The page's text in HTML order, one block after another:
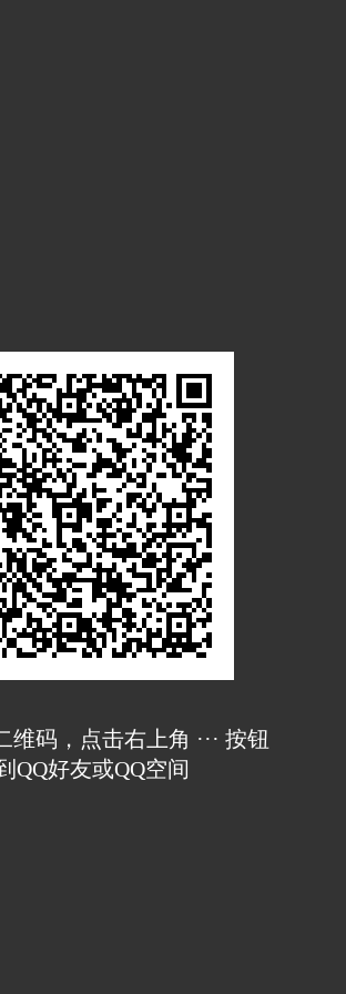
维码，点击右上角 ··· 按钮
QQ好友或QQ空间